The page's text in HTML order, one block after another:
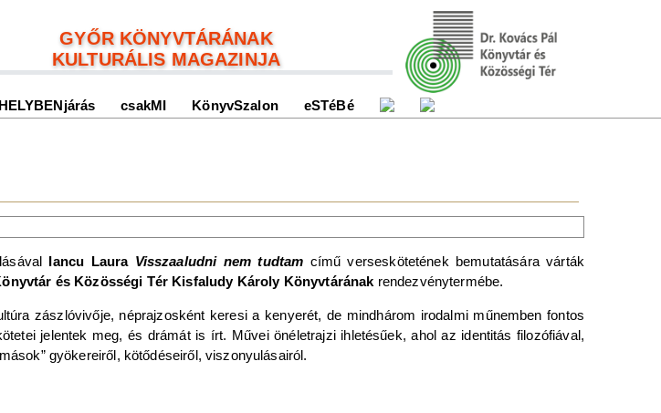
GYŐR KÖNYVTÁRÁNAK
KULTURÁLIS MAGAZINJA
HELYBENjárás csakMI KönyvSzalon eSTéBé
Iancu Laura Visszaaludni nem tudtam című verseskötetének bemutatására várták
és Közösségi Tér Kisfaludy Károly Könyvtárának rendezvénytermébe.
zászlóvivője, néprajzosként keresi a kenyerét, de mindhárom irodalmi műnemben fontos
jelentek meg, és drámát is írt. Művei önéletrajzi ihletésűek, ahol az identitás filozófiával,
gyökereiről, kötődéseiről, viszonyulásairól.